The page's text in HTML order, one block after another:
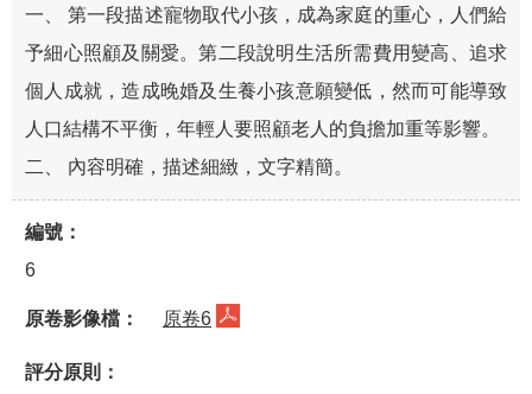
一、 第一段描述寵物取代小孩，成為家庭的重心，人們給
予細心照顧及關愛。第二段說明生活所需費用變高、追求
個人成就，造成晚婚及生養小孩意願變低，然而可能導致
人口結構不平衡，年輕人要照顧老人的負擔加重等影響。
二、 內容明確，描述細緻，文字精簡。
6
原卷6